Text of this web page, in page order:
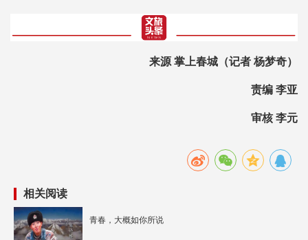
来源 掌上春城（记者 杨梦奇）
责编 李亚
审核 李元
相关阅读
青春，大概如你所说